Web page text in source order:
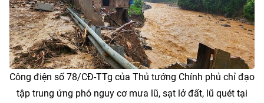
Công điện số 78/CĐ-TTg của Thủ tướng Chính phủ chỉ đạo
tập trung ứng phó nguy cơ mưa lũ, sạt lở đất, lũ quét tại